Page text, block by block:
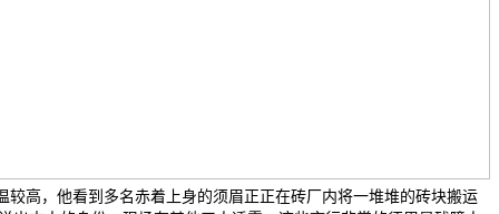
高，他看到多名赤着上身的须眉正正在砖厂内将一堆堆的砖块搬运